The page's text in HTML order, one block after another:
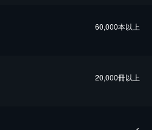
60,000本以上
20,000冊以上